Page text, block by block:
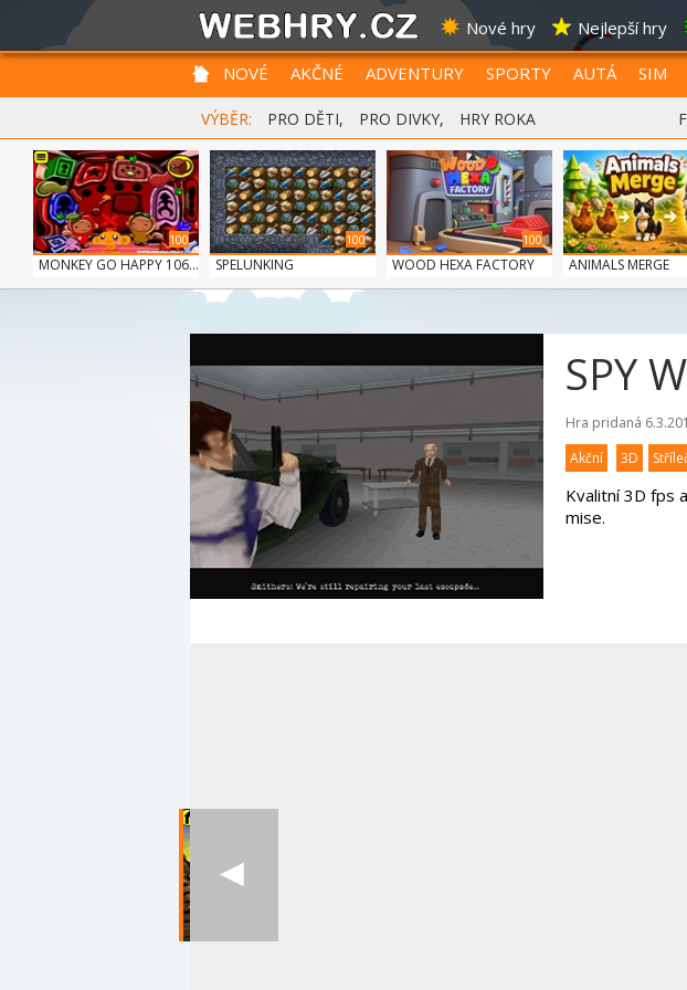
Nové hry Nejlepší hry
NOVÉ AKČNÉ ADVENTURY SPORTY AUTÁ SIM
VÝBĚR: PRO DĚTI, PRO DIVKY, HRY ROKA
100
MONKEY GO HAPPY 106...
100
SPELUNKING
100
WOOD HEXA FACTORY ANIMALS MERGE
SPY
Hra pridaná
Akční
3D
Kvalitní 3D fps
mise.